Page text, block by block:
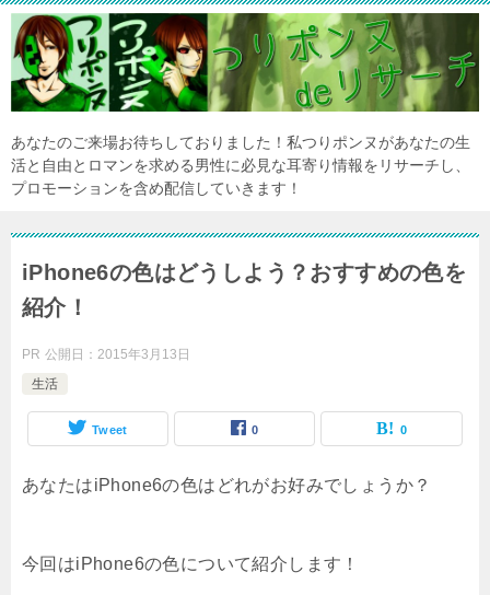
あなたのご来場お待ちしておりました！私つりポンヌがあなたの生
活と自由とロマンを求める男性に必見な耳寄り情報をリサーチし、
プロモーションを含め配信していきます！
iPhone6の色はどうしよう？おすすめの色を
紹介！
PR 公開日：2015年3月13日
生活
Tweet 0 0
あなたはiPhone6の色はどれがお好みでしょうか？
今回はiPhone6の色について紹介します！